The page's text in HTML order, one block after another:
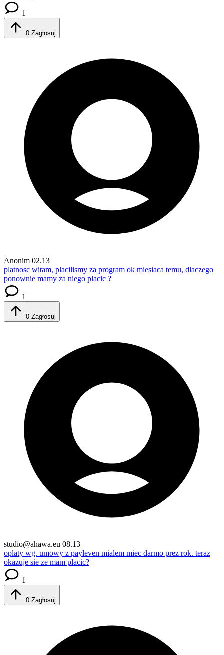
1
0 Zagłosuj
Anonim 02.13
platnosc witam, placilismy za program ok miesiaca temu, dlaczego
ponownie mamy za niego placic ?
1
0 Zagłosuj
studio@ahawa.eu 08.13
oplaty wg. umowy z payleven mialem miec darmo prez rok. teraz
okazuje sie ze mam placic?
1
0 Zagłosuj